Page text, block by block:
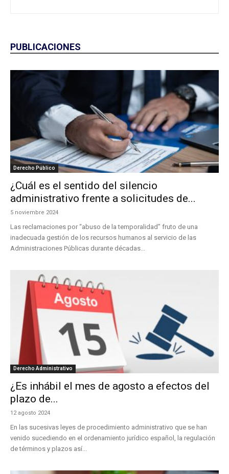
PUBLICACIONES
Derecho Público
¿Cuál es el sentido del silencio
administrativo frente a solicitudes de...
5 noviembre 2024
Las reclamaciones por “abuso de la temporalidad” fruto de una
inadecuada gestión de los recursos humanos al servicio de las
Administraciones Públicas durante décadas...
Derecho Administrativo
¿Es inhábil el mes de agosto a efectos del
plazo de...
12 agosto 2024
En las sucesivas leyes de procedimiento administrativo que se han
venido sucediendo en el ordenamiento jurídico español, la regulación
de términos y plazos así...